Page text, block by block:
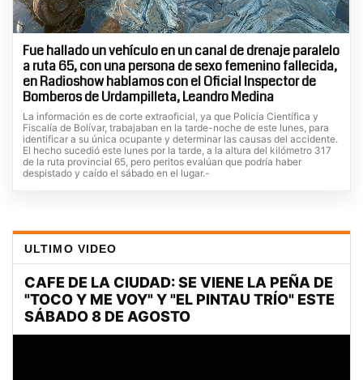
Fue hallado un vehículo en un canal de drenaje paralelo
a ruta 65, con una persona de sexo femenino fallecida,
en Radioshow hablamos con el Oficial Inspector de
Bomberos de Urdampilleta, Leandro Medina
La información es de corte extraoficial, ya que Policía Científica y
Fiscalía de Bolívar, trabajaban en la tarde-noche de este lunes, para
identificar a su única ocupante y determinar las causas del accidente.
El hecho sucedió este lunes por la tarde, a la altura del kilómetro 317
de la ruta provincial 65, pero peritos evalúan que podría haber
despistado y caído el sábado en el lugar.-
ULTIMO VIDEO